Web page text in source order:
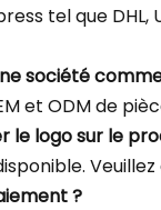
tel que DHL,
société
et ODM de
le logo sur le
?